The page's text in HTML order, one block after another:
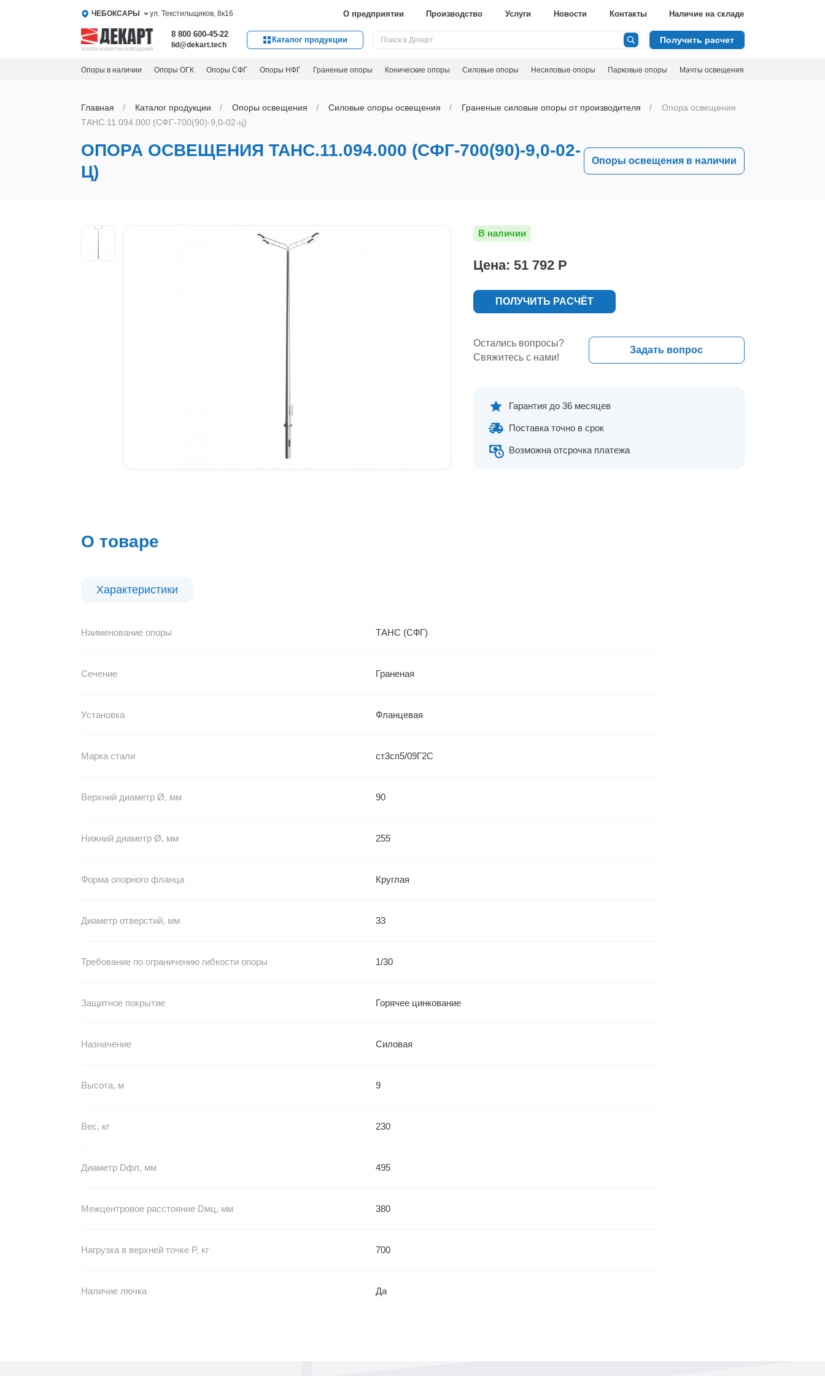
ЧЕБОКСАРЫ ул. Текстильщиков, 8к16 О предприятии Производство Услуги Новости Контакты Наличие на складе
8 800 600-45-22
lid@dekart.tech
Каталог продукции Получить расчет
Опоры в наличии Опоры ОГК Опоры СФГ Опоры НФГ Граненые опоры Конические опоры Силовые опоры Несиловые опоры Парковые опоры Мачты освещения
Главная Каталог продукции Oпоры oсвeщения Силовые опоры освещения Граненые силовые опоры от производителя
Опора освещения
ТАНС.11.094.000 (СФГ-700(90)-9,0-02-ц)
ОПОРА ОСВЕЩЕНИЯ ТАНС.11.094.000 (СФГ-700(90)-9,0-02-
Ц)
Опоры освещения в наличии
В наличии
Цена: 51 792 Р
ПОЛУЧИТЬ РАСЧЁТ
Остались вопросы?
Свяжитесь с нами!
Задать вопрос
Гарантия до 36 месяцев
Поставка точно в срок
Возможна отсрочка платежа
О товаре
Характеристики
Наименование опоры ТАНС (СФГ)
Сечение Граненая
Установка Фланцевая
Марка стали ст3сп5/09Г2С
Верхний диаметр Ø, мм 90
Нижний диаметр Ø, мм 255
Форма опорного фланца Круглая
Диаметр отверстий, мм 33
Требование по ограничению гибкости опоры 1/30
Защитное покрытие Горячее цинкование
Назначение Силовая
Высота, м 9
Вес, кг 230
Диаметр Dфл, мм 495
Межцентровое расстояние Dмц, мм 380
Нагрузка в верхней точке P, кг 700
Наличие лючка Да